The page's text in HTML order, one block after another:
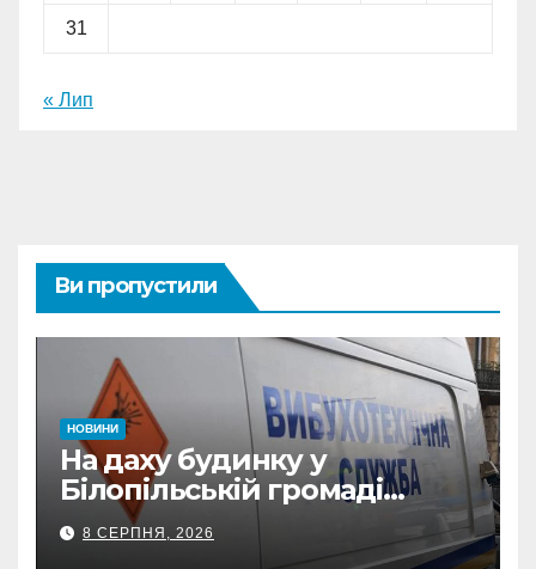
31
« Лип
Ви пропустили
НОВИНИ
На даху будинку у
Білопільській громаді
знайшли 120-мм міну
8 СЕРПНЯ, 2026